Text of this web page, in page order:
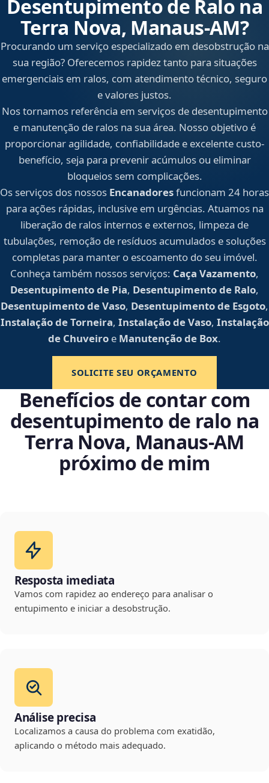
Desentupimento de Ralo na
Terra Nova, Manaus‑AM?
Procurando um serviço especializado em desobstrução na
sua região? Oferecemos rapidez tanto para situações
emergenciais em ralos, com atendimento técnico, seguro
e valores justos.
Nos tornamos referência em serviços de desentupimento
e manutenção de ralos na sua área. Nosso objetivo é
proporcionar agilidade, confiabilidade e excelente custo-
benefício, seja para prevenir acúmulos ou eliminar
bloqueios sem complicações.
Os serviços dos nossos Encanadoresfuncionam 24 horas
para ações rápidas, inclusive em urgências. Atuamos na
liberação de ralos internos e externos, limpeza de
tubulações, remoção de resíduos acumulados e soluções
completas para manter o escoamento do seu imóvel.
Conheça também nossos serviços: Caça Vazamento,
Desentupimento de Pia, Desentupimento de Ralo,
Desentupimento de Vaso, Desentupimento de Esgoto,
Instalação de Torneira, Instalação de Vaso, Instalação
de Chuveiro e Manutenção de Box.
SOLICITE SEU ORÇAMENTO
Benefícios de contar com
desentupimento de ralo na
Terra Nova, Manaus‑AM
próximo de mim
Resposta imediata
Vamos com rapidez ao endereço para analisar o
entupimento e iniciar a desobstrução.
Análise precisa
Localizamos a causa do problema com exatidão,
aplicando o método mais adequado.